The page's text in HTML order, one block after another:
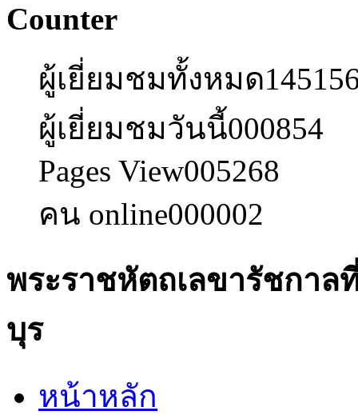
Counter
ผู้เยี่ยมชมทั้งหมด
ผู้เยี่ยมชมวันนี้000854
Pages View005268
คน online000002
พระราชหัตถเลขารัชกา
บุร
หน้าหลัก